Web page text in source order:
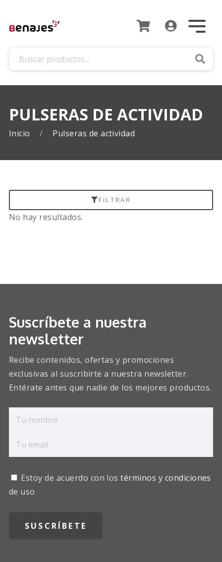
PULSERAS DE ACTIVIDAD
Inicio Pulseras de actividad
FILTRAR
No hay resultados.
Suscríbete a nuestra
newsletter
Recibe contenidos, ofertas y promociones
exclusivas al suscribirte a nuestra newsletter.
Entérate antes que nadie de los mejores productos.
Estoy de acuerdo con lostérminos y condiciones
de uso